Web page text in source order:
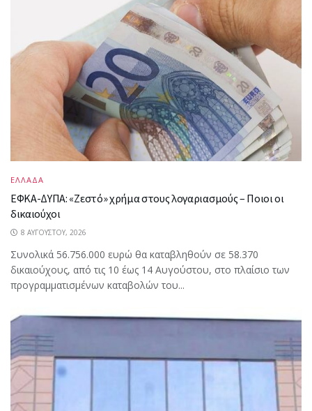
ΕΛΛΑΔΑ
ΕΦΚΑ-ΔΥΠΑ: «Ζεστό» χρήμα στους λογαριασμούς – Ποιοι οι
δικαιούχοι
8 ΑΥΓΟΎΣΤΟΥ, 2026
Συνολικά 56.756.000 ευρώ θα καταβληθούν σε 58.370
δικαιούχους, από τις 10 έως 14 Αυγούστου, στο πλαίσιο των
προγραμματισμένων καταβολών του...